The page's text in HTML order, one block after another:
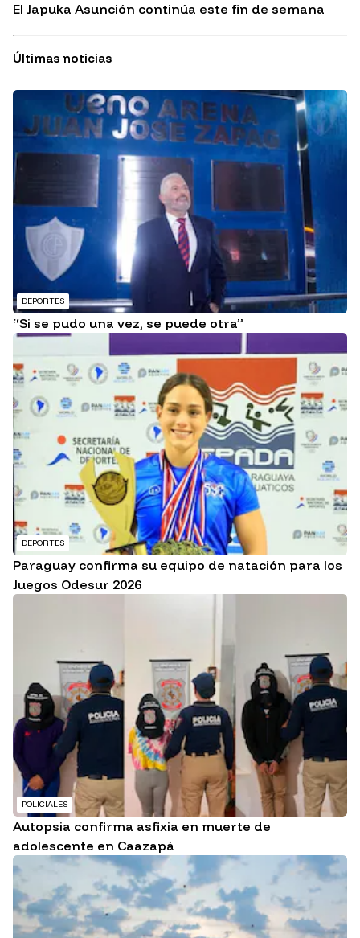
El Japuka Asunción continúa este fin de semana
Últimas noticias
DEPORTES
“Si se pudo una vez, se puede otra”
DEPORTES
Paraguay confirma su equipo de natación para los
Juegos Odesur 2026
POLICIALES
Autopsia confirma asfixia en muerte de
adolescente en Caazapá